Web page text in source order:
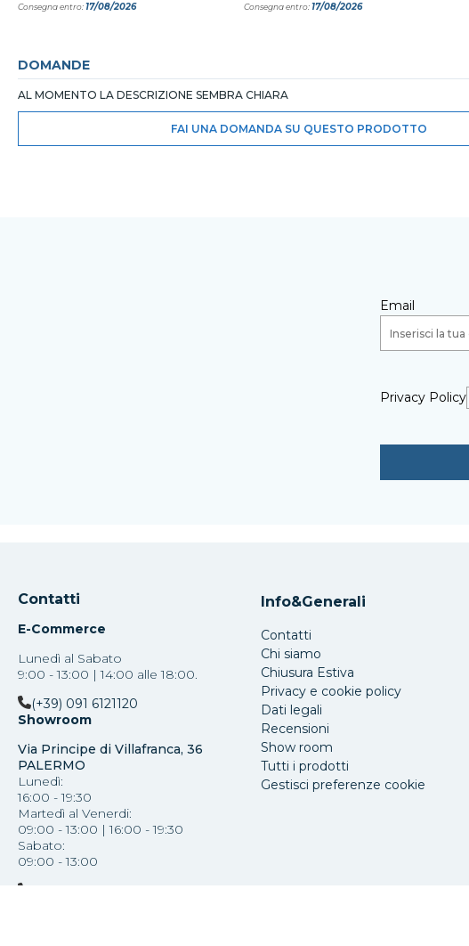
Consegna entro:17/08/2026 Consegna entro:17/08/2026
DOMANDE
AL MOMENTO LA DESCRIZIONE SEMBRA CHIARA
FAI UNA DOMANDA SU QUESTO PRODOTTO
Email
Privacy Policy
Contatti
E-Commerce
Lunedì al Sabato
9:00 - 13:00 | 14:00 alle 18:00.
(+39) 091 6121120
Showroom
Via Principe di Villafranca, 36
PALERMO
Lunedì:
16:00 - 19:30
Martedì al Venerdi:
09:00 - 13:00 | 16:00 - 19:30
Sabato:
09:00 - 13:00
Info&Generali
Contatti
Chi siamo
Chiusura Estiva
Privacy e cookie policy
Dati legali
Recensioni
Show room
Tutti i prodotti
Gestisci preferenze cookie